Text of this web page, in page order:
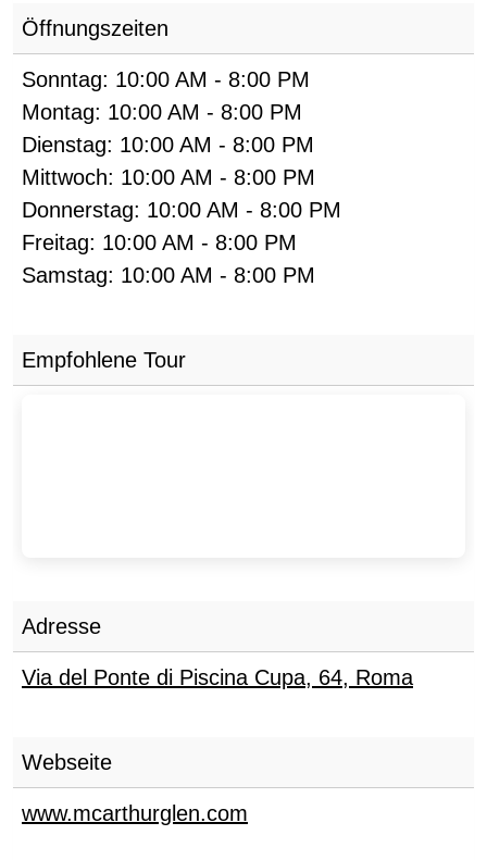
Öffnungszeiten
Sonntag: 10:00 AM - 8:00 PM
Montag: 10:00 AM - 8:00 PM
Dienstag: 10:00 AM - 8:00 PM
Mittwoch: 10:00 AM - 8:00 PM
Donnerstag: 10:00 AM - 8:00 PM
Freitag: 10:00 AM - 8:00 PM
Samstag: 10:00 AM - 8:00 PM
Empfohlene Tour
Adresse
Via del Ponte di Piscina Cupa, 64, Roma
Webseite
www.mcarthurglen.com